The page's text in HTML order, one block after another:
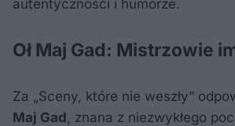
autentyczności i humorze.
Oł Maj Gad: Mistrzowie
Za „Sceny, które nie weszły”
Maj Gad , znana z niezwykłego